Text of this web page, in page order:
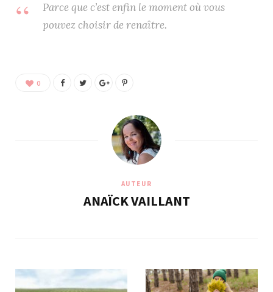
Parce que c’est enfin le moment où vous
pouvez choisir de renaître.
0
AUTEUR
ANAÏCK VAILLANT